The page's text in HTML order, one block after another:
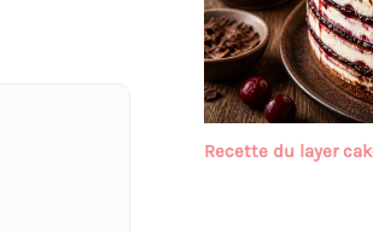
Recette du layer